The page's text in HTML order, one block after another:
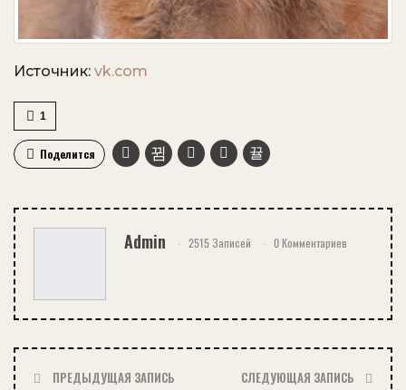
Источник: vk.com
1
Поделится
Admin 2515 Записей 0 Комментариев
ПРЕДЫДУЩАЯ ЗАПИСЬ СЛЕДУЮЩАЯ ЗАПИСЬ